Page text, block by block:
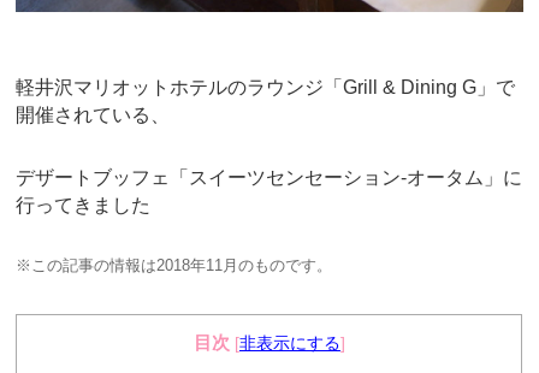
軽井沢マリオットホテルのラウンジ「Grill & Dining G」で
開催されている、
デザートブッフェ「スイーツセンセーション-オータム」に
行ってきました
※この記事の情報は2018年11月のものです。
目次 [非表示にする]